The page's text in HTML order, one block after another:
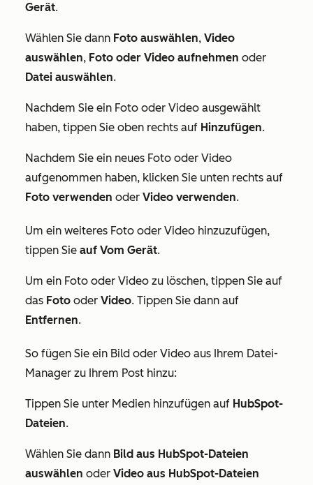
Gerät.
Wählen Sie dann Foto auswählen, Video
auswählen, Foto oder Video aufnehmen oder
Datei auswählen.
Nachdem Sie ein Foto oder Video ausgewählt
haben, tippen Sie oben rechts auf Hinzufügen.
Nachdem Sie ein neues Foto oder Video
aufgenommen haben, klicken Sie unten rechts auf
Foto verwenden oder Video verwenden.
Um ein weiteres Foto oder Video hinzuzufügen,
tippen Sie auf Vom Gerät.
Um ein Foto oder Video zu löschen, tippen Sie auf
das Foto oder Video. Tippen Sie dann auf
Entfernen.
So fügen Sie ein Bild oder Video aus Ihrem Datei-
Manager zu Ihrem Post hinzu:
Tippen Sie unter Medien hinzufügen auf HubSpot-
Dateien.
Wählen Sie dann Bild aus HubSpot-Dateien
auswählen oder Video aus HubSpot-Dateien